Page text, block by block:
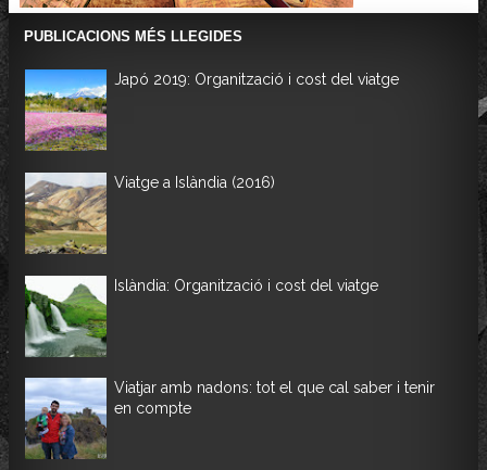
PUBLICACIONS MÉS LLEGIDES
Japó 2019: Organització i cost del viatge
Viatge a Islàndia (2016)
Islàndia: Organització i cost del viatge
Viatjar amb nadons: tot el que cal saber i tenir
en compte